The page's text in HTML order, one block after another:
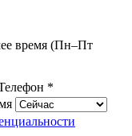
время (Пн–Пт
*